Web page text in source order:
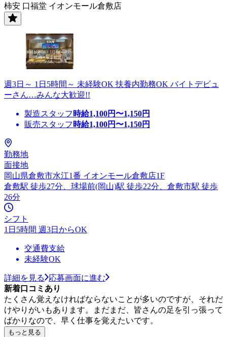
柿安 口福堂 イオンモール倉敷店
週3日～ 1日5時間～ 未経験OK 扶養内勤務OK バイトデビュ
ーさん…みんな大歓迎!!
製造スタッフ 時給1,100円〜1,150円
販売スタッフ 時給1,100円〜1,150円
勤務地
面接地
岡山県倉敷市水江1番 イオンモール倉敷店1F
倉敷駅 徒歩27分、球場前(岡山)駅 徒歩22分、倉敷市駅 徒歩
26分
シフト
1日5時間 週3日からOK
交通費支給
未経験OK
詳細を見る
応募画面に進む
新着口コミあり
たくさん覚えなければならないことが多いのですが、それだ
けやりがいもあります。まだまだ、皆さんの足を引っ張って
ばかりなので、早く仕事を覚えたいです。
もっと見る